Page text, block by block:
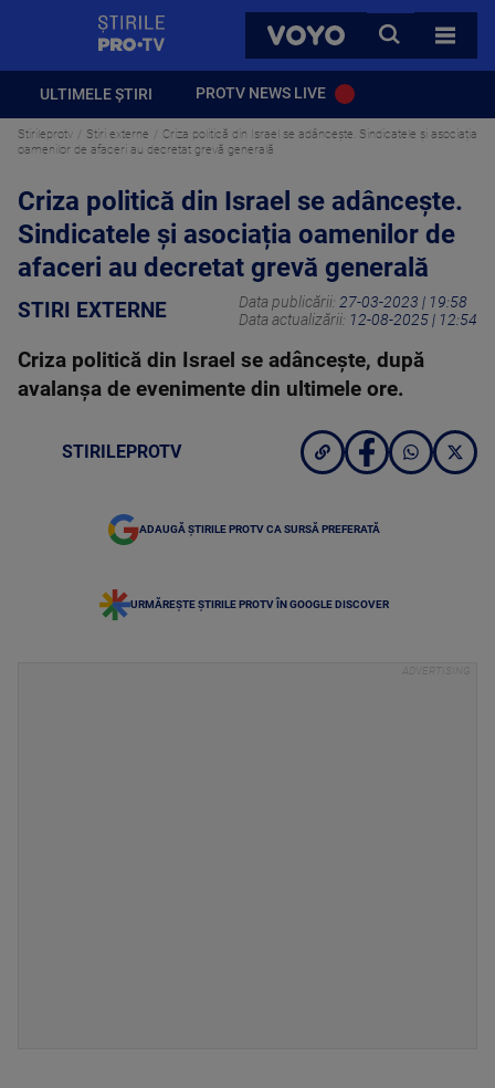
VOYO
CAUTA
TOATE
ULTIMELE ȘTIRI PROTV NEWS LIVE
Stirileprotv Stiri externe
Criza politică din Israel se adâncește. Sindicatele și asociația
oamenilor de afaceri au decretat grevă generală
Criza politică din Israel se adâncește.
Sindicatele și asociația oamenilor de
afaceri au decretat grevă generală
STIRI EXTERNE Data publicării: 27-03-2023 | 19:58
Data actualizării: 12-08-2025 | 12:54
Criza politică din Israel se adâncește, după
avalanșa de evenimente din ultimele ore.
STIRILEPROTV
ADAUGĂ ȘTIRILE PROTV CA SURSĂ PREFERATĂ
URMĂREȘTE ȘTIRILE PROTV ÎN GOOGLE DISCOVER